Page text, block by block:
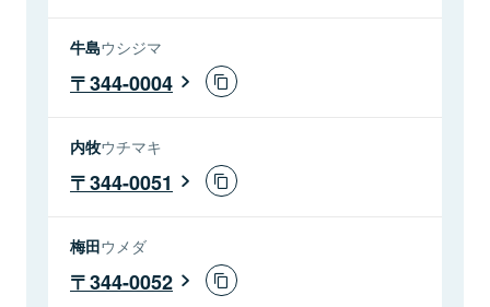
牛島ウシジマ
344-0004
内牧ウチマキ
344-0051
梅田ウメダ
344-0052